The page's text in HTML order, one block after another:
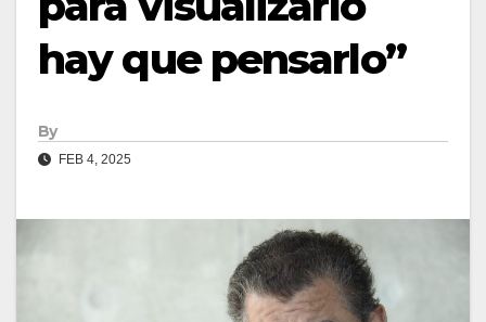
hay que pensarlo”
By
FEB 4, 2025